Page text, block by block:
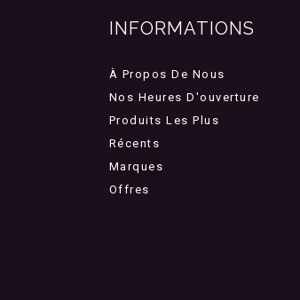
INFORMATIONS
À Propos De Nous
Nos Heures D'ouverture
Produits Les Plus
Récents
Marques
Offres